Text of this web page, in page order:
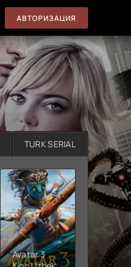
АВТОРИЗАЦИЯ
TURK SERIAL
Avatar 3